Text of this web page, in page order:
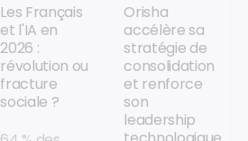
Les Français
et l'IA en
2026 :
révolution ou
fracture
sociale ?
Orisha
accélère sa
stratégie de
consolidation
et renforce
son
leadership